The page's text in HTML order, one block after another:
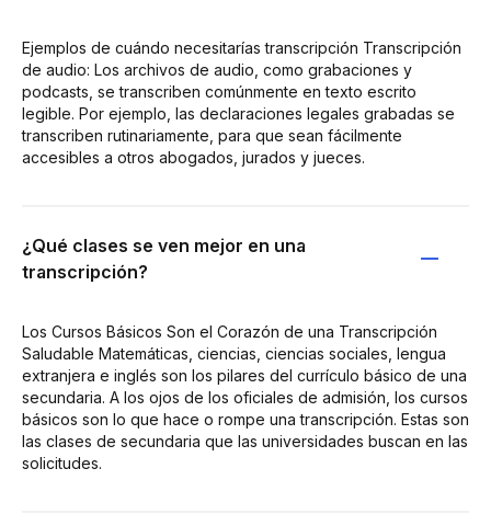
Ejemplos de cuándo necesitarías transcripción Transcripción
de audio: Los archivos de audio, como grabaciones y
podcasts, se transcriben comúnmente en texto escrito
legible. Por ejemplo, las declaraciones legales grabadas se
transcriben rutinariamente, para que sean fácilmente
accesibles a otros abogados, jurados y jueces.
¿Qué clases se ven mejor en una
transcripción?
Los Cursos Básicos Son el Corazón de una Transcripción
Saludable Matemáticas, ciencias, ciencias sociales, lengua
extranjera e inglés son los pilares del currículo básico de una
secundaria. A los ojos de los oficiales de admisión, los cursos
básicos son lo que hace o rompe una transcripción. Estas son
las clases de secundaria que las universidades buscan en las
solicitudes.